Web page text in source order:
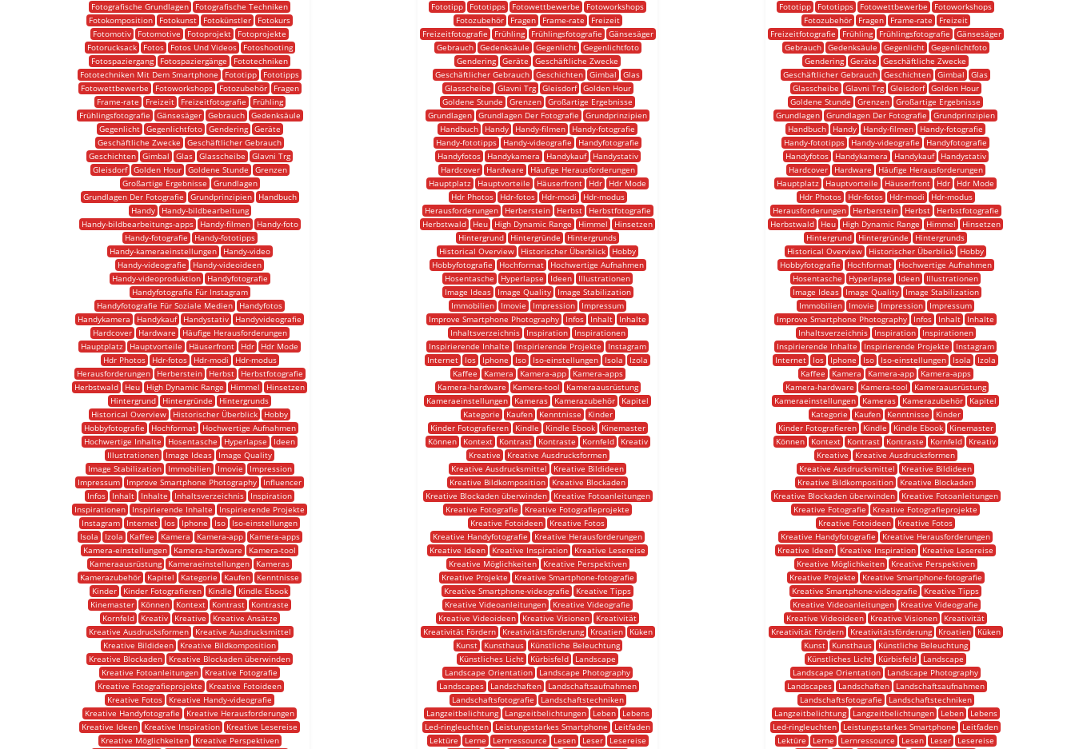
Fotografische Grundlagen
Fotografische Techniken
Fotokomposition
Fotokunst Fotokünstler
Fotokurs
Fotomotiv
Fotomotive Fotoprojekt
Fotoprojekte
Fotorucksack
Fotos Fotos Und Videos
Fotoshooting
Fotospaziergang
Fotospaziergänge
Fototechniken
Fototechniken Mit Dem Smartphone
Fototipp
Fototipps
Fotowettbewerbe
Fotoworkshops Fotozubehör
Fragen
Frame-rate
Freizeit Freizeitfotografie
Frühling
Frühlingsfotografie
Gänsesäger Gebrauch
Gedenksäule
Gegenlicht
Gegenlichtfoto Gendering
Geräte
Geschäftliche Zwecke
Geschäftlicher Gebrauch
Geschichten Gimbal Glas Glasscheibe
Glavni Trg
Gleisdorf
Golden Hour Goldene Stunde
Grenzen
Großartige Ergebnisse
Grundlagen
Grundlagen Der Fotografie
Grundprinzipien
Handbuch
Handy
Handy-bildbearbeitung
Handy-bildbearbeitungs-apps
Handy-filmen
Handy-foto
Handy-fotografie
Handy-fototipps
Handy-kameraeinstellungen
Handy-video
Handy-videografie
Handy-videoideen
Handy-videoproduktion
Handyfotografie
Handyfotografie Für Instagram
Handyfotografie Für Soziale Medien
Handyfotos
Handykamera
Handykauf Handystativ
Handyvideografie
Hardcover
Hardware
Häufige Herausforderungen
Hauptplatz
Hauptvorteile Häuserfront Hdr
Hdr Mode
Hdr Photos
Hdr-fotos Hdr-modi
Hdr-modus
Herausforderungen
Herberstein Herbst
Herbstfotografie
Herbstwald
Heu High Dynamic Range Himmel
Hinsetzen
Hintergrund
Hintergründe
Hintergrunds
Historical Overview
Historischer Überblick
Hobby
Hobbyfotografie
Hochformat
Hochwertige Aufnahmen
Hochwertige Inhalte
Hosentasche Hyperlapse
Ideen
Illustrationen
Image Ideas
Image Quality
Image Stabilization
Immobilien Imovie
Impression
Impressum
Improve Smartphone Photography
Influencer
Infos
Inhalt Inhalte Inhaltsverzeichnis
Inspiration
Inspirationen
Inspirierende Inhalte
Inspirierende Projekte
Instagram
Internet Ios Iphone Iso
Iso-einstellungen
Isola
Izola Kaffee Kamera Kamera-app
Kamera-apps
Kamera-einstellungen
Kamera-hardware
Kamera-tool
Kameraausrüstung
Kameraeinstellungen
Kameras
Kamerazubehör
Kapitel Kategorie Kaufen
Kenntnisse
Kinder
Kinder Fotografieren Kindle
Kindle Ebook
Kinemaster
Können Kontext Kontrast
Kontraste
Kornfeld
Kreativ Kreative
Kreative Ansätze
Kreative Ausdrucksformen
Kreative Ausdrucksmittel
Kreative Bildideen
Kreative Bildkomposition
Kreative Blockaden
Kreative Blockaden überwinden
Kreative Fotoanleitungen
Kreative Fotografie
Kreative Fotografieprojekte
Kreative Fotoideen
Kreative Fotos
Kreative Handy-videografie
Kreative Handyfotografie
Kreative Herausforderungen
Kreative Ideen
Kreative Inspiration
Kreative Lesereise
Kreative Möglichkeiten
Kreative Perspektiven
Fototipp
Fototipps Fotowettbewerbe
Fotoworkshops
Fotozubehör
Fragen Frame-rate
Freizeit
Freizeitfotografie
Frühling Frühlingsfotografie
Gänsesäger
Gebrauch
Gedenksäule Gegenlicht
Gegenlichtfoto
Gendering Geräte
Geschäftliche Zwecke
Geschäftlicher Gebrauch Geschichten Gimbal
Glas
Glasscheibe
Glavni Trg Gleisdorf
Golden Hour
Goldene Stunde
Grenzen Großartige Ergebnisse
Grundlagen Grundlagen Der Fotografie
Grundprinzipien
Handbuch
Handy Handy-filmen
Handy-fotografie
Handy-fototipps
Handy-videografie
Handyfotografie
Handyfotos
Handykamera Handykauf
Handystativ
Hardcover
Hardware
Häufige Herausforderungen
Hauptplatz
Hauptvorteile Häuserfront Hdr
Hdr Mode
Hdr Photos
Hdr-fotos Hdr-modi
Hdr-modus
Herausforderungen
Herberstein Herbst
Herbstfotografie
Herbstwald
Heu High Dynamic Range Himmel
Hinsetzen
Hintergrund
Hintergründe
Hintergrunds
Historical Overview
Historischer Überblick
Hobby
Hobbyfotografie
Hochformat
Hochwertige Aufnahmen
Hosentasche
Hyperlapse Ideen
Illustrationen
Image Ideas
Image Quality
Image Stabilization
Immobilien
Imovie Impression
Impressum
Improve Smartphone Photography
Infos Inhalt
Inhalte
Inhaltsverzeichnis
Inspiration
Inspirationen
Inspirierende Inhalte
Inspirierende Projekte
Instagram
Internet
Ios Iphone Iso Iso-einstellungen Isola
Izola
Kaffee
Kamera Kamera-app
Kamera-apps
Kamera-hardware
Kamera-tool
Kameraausrüstung
Kameraeinstellungen
Kameras Kamerazubehör
Kapitel
Kategorie
Kaufen Kenntnisse
Kinder
Kinder Fotografieren
Kindle Kindle Ebook
Kinemaster
Können
Kontext Kontrast Kontraste Kornfeld
Kreativ
Kreative
Kreative Ausdrucksformen
Kreative Ausdrucksmittel
Kreative Bildideen
Kreative Bildkomposition
Kreative Blockaden
Kreative Blockaden überwinden
Kreative Fotoanleitungen
Kreative Fotografie
Kreative Fotografieprojekte
Kreative Fotoideen
Kreative Fotos
Kreative Handyfotografie
Kreative Herausforderungen
Kreative Ideen
Kreative Inspiration
Kreative Lesereise
Kreative Möglichkeiten
Kreative Perspektiven
Kreative Projekte
Kreative Smartphone-fotografie
Kreative Smartphone-videografie
Kreative Tipps
Kreative Videoanleitungen
Kreative Videografie
Kreative Videoideen
Kreative Visionen
Kreativität
Kreativität Fördern
Kreativitätsförderung Kroatien
Küken
Kunst
Kunsthaus
Künstliche Beleuchtung
Künstliches Licht
Kürbisfeld
Landscape
Landscape Orientation
Landscape Photography
Landscapes
Landschaften
Landschaftsaufnahmen
Landschaftsfotografie
Landschaftstechniken
Langzeitbelichtung
Langzeitbelichtungen Leben
Lebens
Led-ringleuchten
Leistungsstarkes Smartphone
Leitfaden
Lektüre
Lerne Lernressource Lesen Leser
Lesereise
Fototipp
Fototipps Fotowettbewerbe
Fotoworkshops
Fotozubehör
Fragen Frame-rate
Freizeit
Freizeitfotografie
Frühling Frühlingsfotografie
Gänsesäger
Gebrauch
Gedenksäule Gegenlicht
Gegenlichtfoto
Gendering Geräte
Geschäftliche Zwecke
Geschäftlicher Gebrauch Geschichten Gimbal
Glas
Glasscheibe
Glavni Trg Gleisdorf
Golden Hour
Goldene Stunde
Grenzen Großartige Ergebnisse
Grundlagen Grundlagen Der Fotografie
Grundprinzipien
Handbuch
Handy Handy-filmen
Handy-fotografie
Handy-fototipps
Handy-videografie
Handyfotografie
Handyfotos
Handykamera Handykauf
Handystativ
Hardcover
Hardware
Häufige Herausforderungen
Hauptplatz
Hauptvorteile Häuserfront Hdr
Hdr Mode
Hdr Photos
Hdr-fotos Hdr-modi
Hdr-modus
Herausforderungen
Herberstein Herbst
Herbstfotografie
Herbstwald
Heu High Dynamic Range Himmel
Hinsetzen
Hintergrund
Hintergründe
Hintergrunds
Historical Overview
Historischer Überblick
Hobby
Hobbyfotografie
Hochformat
Hochwertige Aufnahmen
Hosentasche
Hyperlapse Ideen
Illustrationen
Image Ideas
Image Quality
Image Stabilization
Immobilien
Imovie Impression
Impressum
Improve Smartphone Photography
Infos Inhalt
Inhalte
Inhaltsverzeichnis
Inspiration
Inspirationen
Inspirierende Inhalte
Inspirierende Projekte
Instagram
Internet
Ios Iphone Iso Iso-einstellungen Isola
Izola
Kaffee
Kamera Kamera-app
Kamera-apps
Kamera-hardware
Kamera-tool
Kameraausrüstung
Kameraeinstellungen
Kameras Kamerazubehör
Kapitel
Kategorie
Kaufen Kenntnisse
Kinder
Kinder Fotografieren
Kindle Kindle Ebook
Kinemaster
Können
Kontext Kontrast Kontraste Kornfeld
Kreativ
Kreative
Kreative Ausdrucksformen
Kreative Ausdrucksmittel
Kreative Bildideen
Kreative Bildkomposition
Kreative Blockaden
Kreative Blockaden überwinden
Kreative Fotoanleitungen
Kreative Fotografie
Kreative Fotografieprojekte
Kreative Fotoideen
Kreative Fotos
Kreative Handyfotografie
Kreative Herausforderungen
Kreative Ideen
Kreative Inspiration
Kreative Lesereise
Kreative Möglichkeiten
Kreative Perspektiven
Kreative Projekte
Kreative Smartphone-fotografie
Kreative Smartphone-videografie
Kreative Tipps
Kreative Videoanleitungen
Kreative Videografie
Kreative Videoideen
Kreative Visionen
Kreativität
Kreativität Fördern
Kreativitätsförderung Kroatien
Küken
Kunst
Kunsthaus
Künstliche Beleuchtung
Künstliches Licht
Kürbisfeld
Landscape
Landscape Orientation
Landscape Photography
Landscapes
Landschaften
Landschaftsaufnahmen
Landschaftsfotografie
Landschaftstechniken
Langzeitbelichtung
Langzeitbelichtungen Leben
Lebens
Led-ringleuchten
Leistungsstarkes Smartphone
Leitfaden
Lektüre
Lerne Lernressource Lesen Leser
Lesereise